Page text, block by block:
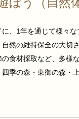
、1年を通じて様々
然の維持保全の大切
食材採取など、多様
季の森・東御の森・